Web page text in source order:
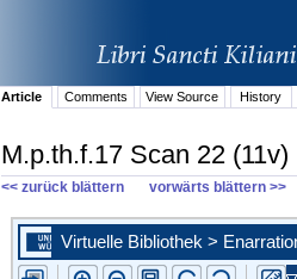
Article Comments View Source History
M.p.th.f.17 Scan 22 (11v)
<< zurück blättern vorwärts blättern >>